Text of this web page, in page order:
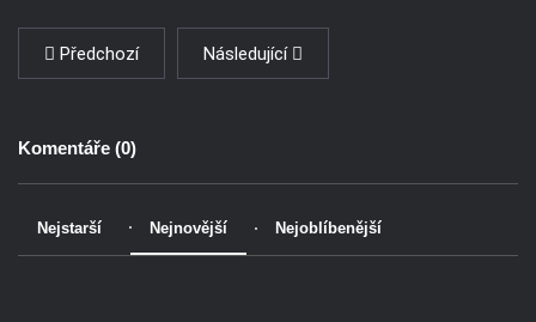
Předchozí Následující
Komentáře (0)
Nejstarší Nejnovější Nejoblíbenější